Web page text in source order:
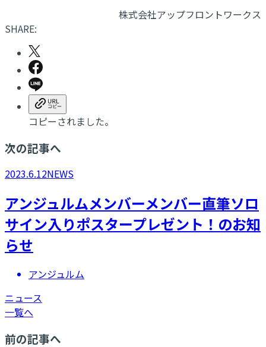
株式会社アップフロントワークス
SHARE:
コピーされました。
次の記事へ
2023.6.12NEWS
アンジュルムメンバーメンバー直筆ソロ
サイン入りポスタープレゼント！のお知
らせ
アンジュルム
ニュース
一覧へ
前の記事へ